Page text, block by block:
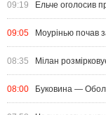
09:19 Ельче оголосив
09:05 Моурінью почав
08:35 Мілан
08:00 Буковина —